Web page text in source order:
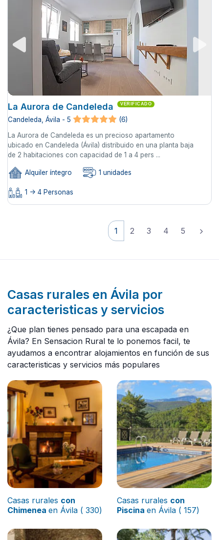
La Aurora de Candeleda VERIFICADO
Candeleda, Ávila - 5 (6)
La Aurora de Candeleda es un precioso apartamento
ubicado en Candeleda (Ávila) distribuido en una planta baja
de 2 habitaciones con capacidad de 1 a 4 pers ...
Alquiler íntegro 1 unidades
1 -> 4 Personas
1 2 3 4 5
Casas rurales en Ávila por
caracteristicas y servicios
¿Que plan tienes pensado para una escapada en
Ávila? En Sensacion Rural te lo ponemos facil, te
ayudamos a encontrar alojamientos en función de sus
caracteristicas y servicios más populares
Casas rurales con
Chimenea en Ávila ( 330)
Casas rurales con
Piscina en Ávila ( 157)